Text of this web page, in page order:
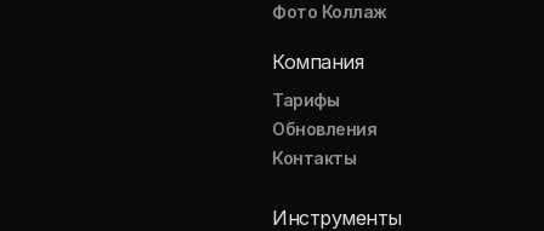
Фото Коллаж
Компания
Тарифы
Обновления
Контакты
Инструменты